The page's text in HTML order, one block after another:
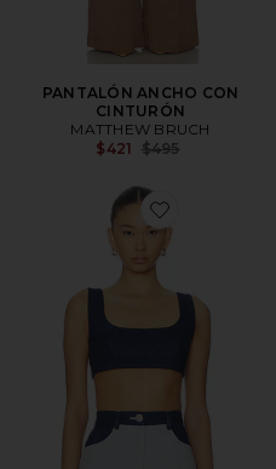
PANTALÓN ANCHO CON
CINTURÓN
MATTHEW BRUCH
$421 Previous price:
$495
Favorite TOP